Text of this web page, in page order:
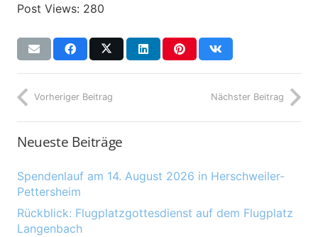
Post Views: 280
Vorheriger Beitrag Nächster Beitrag
Neueste Beiträge
Spendenlauf am 14. August 2026 in Herschweiler-
Pettersheim
Rückblick: Flugplatzgottesdienst auf dem Flugplatz
Langenbach